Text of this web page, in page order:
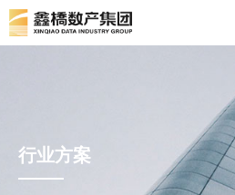
行业方案